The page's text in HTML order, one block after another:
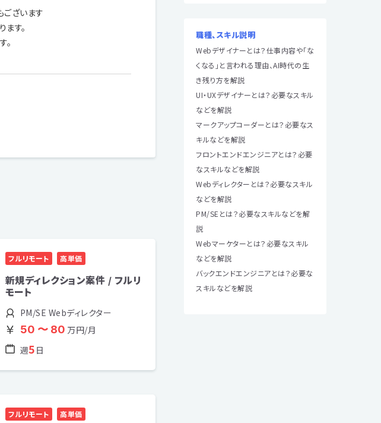
ございます
す。
。
フルリモート 高単価
新規ディレクション案件 / フルリ
モート
PM/SE Webディレクター
50 〜 80 万円/月
週5 日
フルリモート 高単価
職種、スキル説明
Webデザイナーとは？仕事内容や「な
くなる」と言われる理由、AI時代の生
き残り方を解説
UI・UXデザイナーとは？必要なスキル
などを解説
マークアップコーダーとは？必要なス
キルなどを解説
フロントエンドエンジニアとは？必要
なスキルなどを解説
Webディレクターとは？必要なスキル
などを解説
PM/SEとは？必要なスキルなどを解
説
Webマーケターとは？必要なスキル
などを解説
バックエンドエンジニアとは？必要な
スキルなどを解説